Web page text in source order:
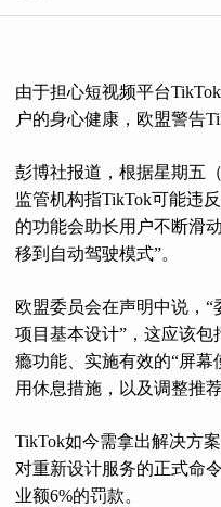
由于担心短视频平台
户的身心健康，欧盟警告
彭博社报道，根据星期五
监管机构指TikTok可能违
的功能会助长用户不断滑
移到自动驾驶模式”。
欧盟委员会在声明中说，
项目基本设计”，这应该包
瘾功能、实施有效的“屏幕
用休息措施，以及调整推荐
TikTok如今需拿出解决方
对重新设计服务的正式命
业额6%的罚款。